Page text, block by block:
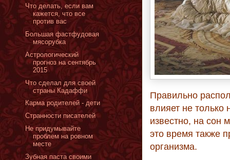
Правильно
влияет не только
известно, на сон
это время также
организма.
Что делать, если вам
кажется, что все
против вас
Большая фастфудовая
мясорубка
Астрологический
прогноз на сентябрь
2015
Что сделал для своей
страны Кадаффи
Карма родителей - дети
Странности писателей
Не придумывайте
проблем на ровном
месте
Зубная паста своими